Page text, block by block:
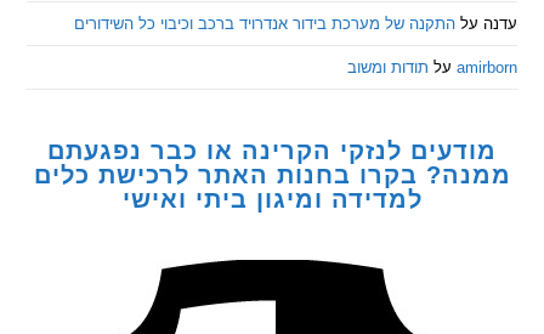
התקנה של מערכת בידור אנדרויד ברכב וכיבוי כל השידורים
עלתודות ומשוב
לנזקי הקרינה או כבר נפגעתם
בקרו בחנות האתר לרכישת כלים
למדידה ומיגון ביתי ואישי